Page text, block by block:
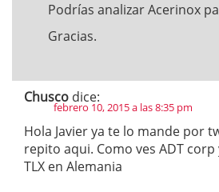
Podrías analizar Acerinox
Gracias.
Chusco dice:
febrero 10, 2015 a las 8:35 pm
Hola Javier ya te lo mande por
repito aqui. Como ves ADT corp
TLX en Alemania